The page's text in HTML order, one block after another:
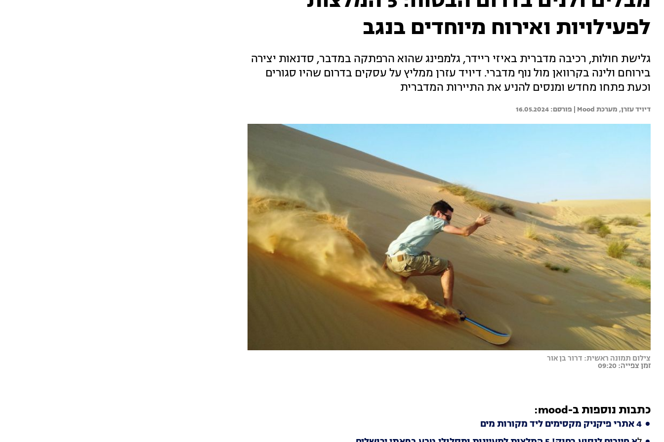
לפעילויות ואירוח מיוחדים בנגב
גלישת חולות, רכיבה מדברית באיזי ריידר, גלמפינג שהוא הרפתקה במדבר, סדנאות יצירה
בירוחם ולינה בקרוואן מול נוף מדברי. דיויד עזרן ממליץ על עסקים בדרום שהיו סגורים
וכעת פתחו מחדש ומנסים להניע את התיירות המדברית
דיויד עזרן, מערכת Mood | 16.05.2024
צילום תמונה ראשית: דרור בן אור
זמן צפייה: 09:20
כתבות נוספות ב-mood:
4 אתרי פיקניק מקסימים ליד מקורות מים